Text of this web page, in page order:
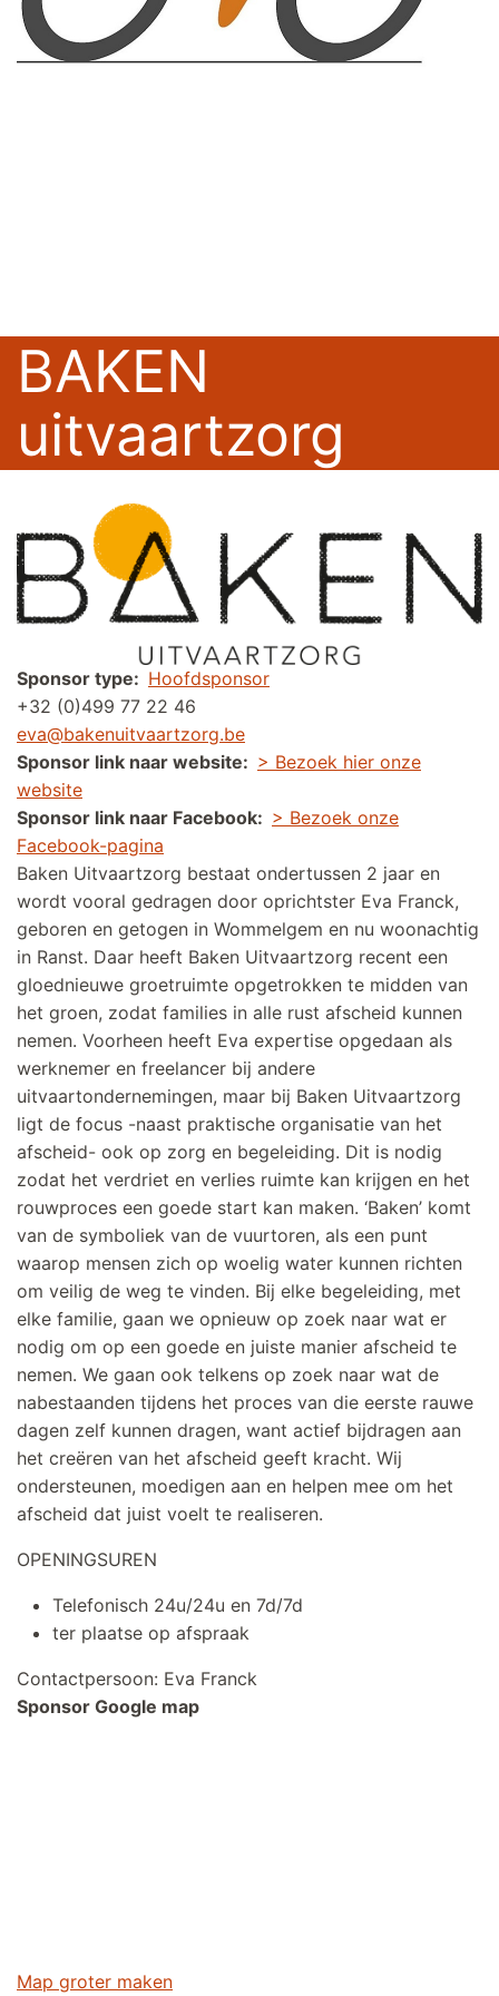
BAKEN
uitvaartzorg
Sponsor type
Hoofdsponsor
+32 (0)499 77 22 46
eva@bakenuitvaartzorg.be
Sponsor link naar website
> Bezoek hier onze
website
Sponsor link naar Facebook
> Bezoek onze
Facebook-pagina
Baken Uitvaartzorg bestaat ondertussen 2 jaar en
wordt vooral gedragen door oprichtster Eva Franck,
geboren en getogen in Wommelgem en nu woonachtig
in Ranst. Daar heeft Baken Uitvaartzorg recent een
gloednieuwe groetruimte opgetrokken te midden van
het groen, zodat families in alle rust afscheid kunnen
nemen. Voorheen heeft Eva expertise opgedaan als
werknemer en freelancer bij andere
uitvaartondernemingen, maar bij Baken Uitvaartzorg
ligt de focus -naast praktische organisatie van het
afscheid- ook op zorg en begeleiding. Dit is nodig
zodat het verdriet en verlies ruimte kan krijgen en het
rouwproces een goede start kan maken. ‘Baken’ komt
van de symboliek van de vuurtoren, als een punt
waarop mensen zich op woelig water kunnen richten
om veilig de weg te vinden. Bij elke begeleiding, met
elke familie, gaan we opnieuw op zoek naar wat er
nodig om op een goede en juiste manier afscheid te
nemen. We gaan ook telkens op zoek naar wat de
nabestaanden tijdens het proces van die eerste rauwe
dagen zelf kunnen dragen, want actief bijdragen aan
het creëren van het afscheid geeft kracht. Wij
ondersteunen, moedigen aan en helpen mee om het
afscheid dat juist voelt te realiseren.
OPENINGSUREN
Telefonisch 24u/24u en 7d/7d
ter plaatse op afspraak
Contactpersoon: Eva Franck
Sponsor Google map
Map groter maken